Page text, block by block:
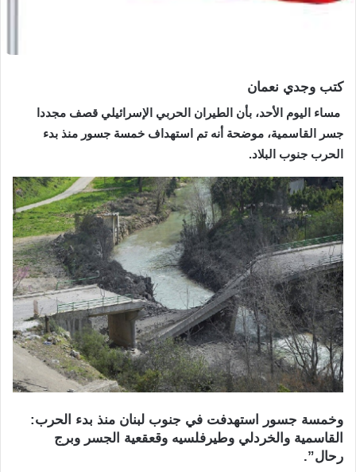
كتب وجدي نعمان
مساء اليوم الأحد، بأن الطيران الحربي الإسرائيلي قصف مجددا
جسر القاسمية، موضحة أنه تم استهداف خمسة جسور منذ بدء
الحرب جنوب البلاد.
وخمسة جسور استهدفت في جنوب لبنان منذ بدء الحرب:
القاسمية والخردلي وطيرفلسيه وقعقعية الجسر وبرج
رحال”.